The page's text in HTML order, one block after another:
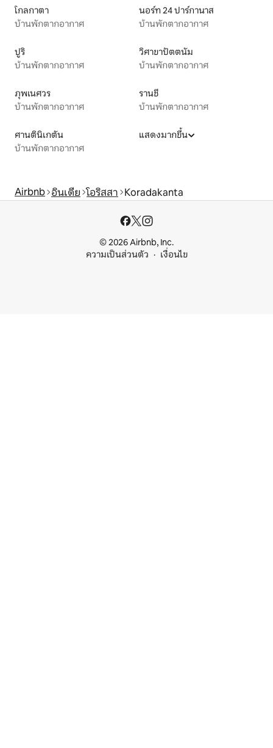
โกลกาตา
บ้านพักตากอากาศ
นอร์ท 24 ปาร์กานาส
บ้านพักตากอากาศ
ปูริ
บ้านพักตากอากาศ
วิศาขาปัตตนัม
บ้านพักตากอากาศ
ภุพเนศวร
บ้านพักตากอากาศ
รานชี
บ้านพักตากอากาศ
ศานตินิเกตัน
บ้านพักตากอากาศ
แสดงมากขึ้น
Airbnb อินเดีย โอริสสา Koradakanta
© 2026 Airbnb, Inc.
ความเป็นส่วนตัว
เงื่อนไข